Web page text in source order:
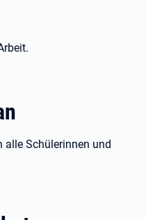
alle Schülerinnen und